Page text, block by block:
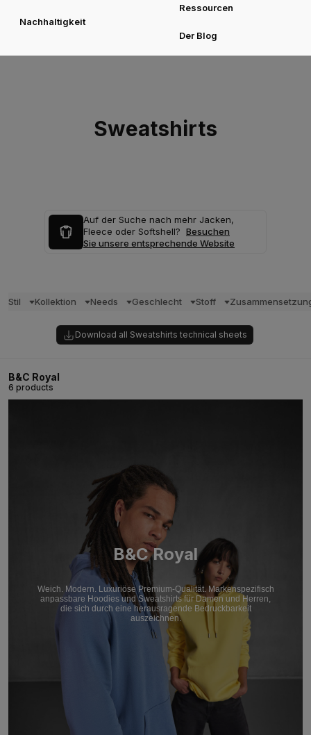
Nachhaltigkeit
Ressourcen
Der Blog
Sweatshirts
Auf der Suche nach mehr Jacken,
Fleece oder Softshell? Besuchen
Sie unsere entsprechende Website
Stil Kollektion Needs Geschlecht Stoff
Download all Sweatshirts technical sheets
B&C Royal
6 products
B&C Royal
Weich. Modern. Luxuriöse Premium-Qualität. Markenspezifisch
anpassbare Hoodies und Sweatshirts für Damen und Herren,
die sich durch eine herausragende Bedruckbarkeit
auszeichnen.